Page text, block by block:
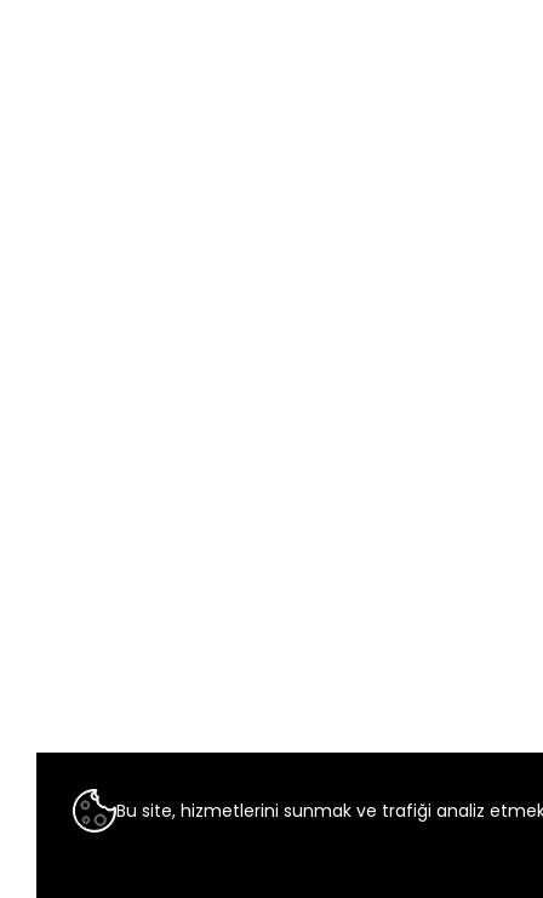
Bu site, hizmetlerini sunmak ve trafiği analiz